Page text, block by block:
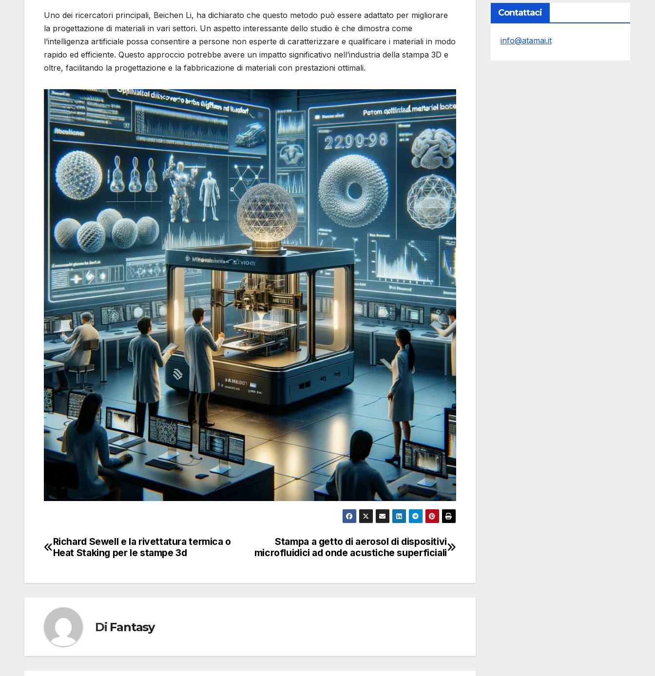
Uno dei ricercatori principali, Beichen Li, ha dichiarato che questo metodo può essere adattato per migliorare
la progettazione di materiali in vari settori. Un aspetto interessante dello studio è che dimostra come
l’intelligenza artificiale possa consentire a persone non esperte di caratterizzare e qualificare i materiali in modo
rapido ed efficiente. Questo approccio potrebbe avere un impatto significativo nell’industria della stampa 3D e
oltre, facilitando la progettazione e la fabbricazione di materiali con prestazioni ottimali.
Navigazione
Stampa a getto di aerosol di dispositivi
microfluidici ad onde acustiche superficiali
Richard Sewell e la rivettatura termica o
Heat Staking per le stampe 3d
Di Fantasy
Contattaci
info@atamai.it